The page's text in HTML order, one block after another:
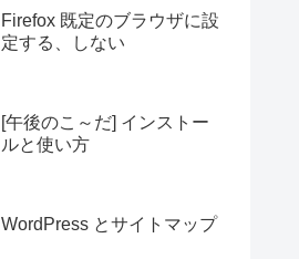
Firefox 既定のブラウザに設
定する、しない
[午後のこ～だ] インストー
ルと使い方
WordPress とサイトマップ